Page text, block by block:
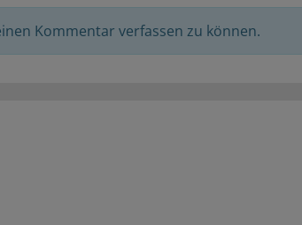
Kommentar verfassen zu können.